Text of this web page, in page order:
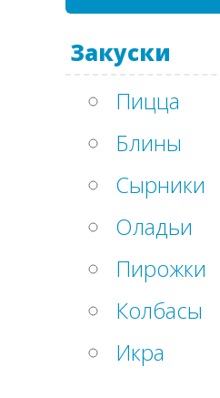
Закуски
Пицца
Блины
Сырники
Оладьи
Пирожки
Колбасы
Икра